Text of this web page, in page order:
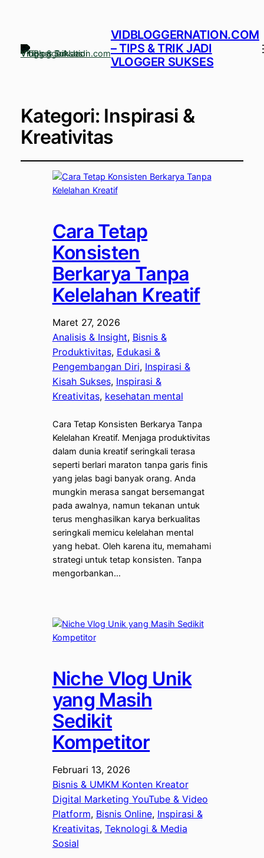
VIDBLOGGERNATION.COM
– TIPS & TRIK JADI
VLOGGER SUKSES
Kategori: Inspirasi &
Kreativitas
Cara Tetap
Konsisten
Berkarya Tanpa
Kelelahan Kreatif
Maret 27, 2026
Analisis & Insight, Bisnis &
Produktivitas, Edukasi &
Pengembangan Diri, Inspirasi &
Kisah Sukses, Inspirasi &
Kreativitas, kesehatan mental
Cara Tetap Konsisten Berkarya Tanpa
Kelelahan Kreatif. Menjaga produktivitas
dalam dunia kreatif seringkali terasa
seperti berlari maraton tanpa garis finis
yang jelas bagi banyak orang. Anda
mungkin merasa sangat bersemangat
pada awalnya, namun tekanan untuk
terus menghasilkan karya berkualitas
seringkali memicu kelelahan mental
yang hebat. Oleh karena itu, memahami
strategi untuk tetap konsisten. Tanpa
mengorbankan…
Niche Vlog Unik
yang Masih
Sedikit
Kompetitor
Februari 13, 2026
Bisnis & UMKM Konten Kreator
Digital Marketing YouTube & Video
Platform, Bisnis Online, Inspirasi &
Kreativitas, Teknologi & Media
Sosial